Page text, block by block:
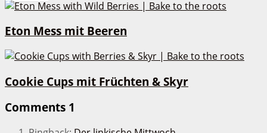
Eton Mess mit Beeren
Cookie Cups mit Früchten & Skyr
Comments 1